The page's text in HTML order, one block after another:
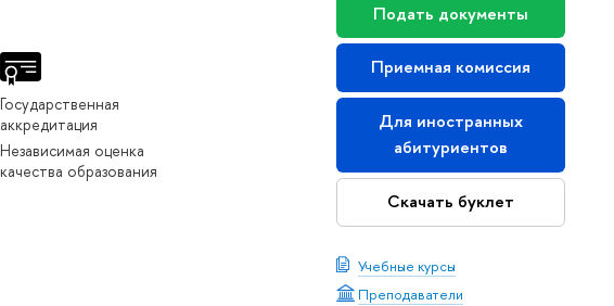
Подать документы
Приемная комиссия
Для иностранных
абитуриентов
Скачать буклет
Учебные курсы
Преподаватели
Государственная
аккредитация
Независимая оценка
качества образования